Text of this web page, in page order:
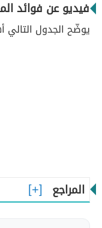
فيديو عن فوائد
يوضّح الجدول
المراجع